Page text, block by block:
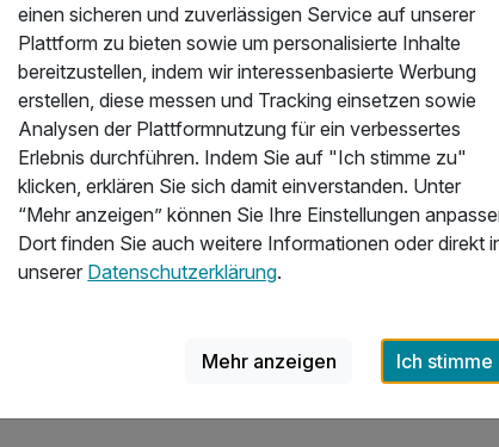
p.P. ab 1.230,00 €
einen sicheren und zuverlässigen Service auf unserer
Plattform zu bieten sowie um personalisierte Inhalte
bereitzustellen, indem wir interessenbasierte Werbung
erstellen, diese messen und Tracking einsetzen sowie
Analysen der Plattformnutzung für ein verbessertes
Erlebnis durchführen. Indem Sie auf "Ich stimme zu"
klicken, erklären Sie sich damit einverstanden. Unter
“Mehr anzeigen” können Sie Ihre Einstellungen
Dort finden Sie auch weitere Informationen oder direkt
unserer Datenschutzerklärung.
Mehr anzeigen Ich stimme